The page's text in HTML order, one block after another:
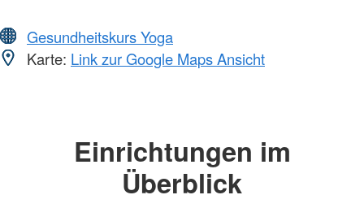
Gesundheitskurs Yoga
Karte: Link zur Google Maps Ansicht
Einrichtungen im
Überblick